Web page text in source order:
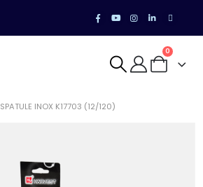
0
SPATULE INOX K17703 (12/120)